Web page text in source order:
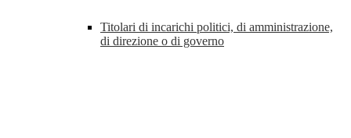
Titolari di incarichi politici, di amministrazione,
di direzione o di governo